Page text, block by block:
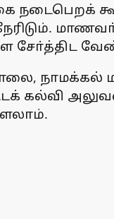
சோ்த்திட
நாமக்கல்
கல்வி